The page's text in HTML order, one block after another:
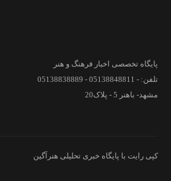
پایگاه تخصصی اخبار فرهنگ و هنر
تلفن: - 05138848811 - 05138838889
مشهد- باهنر 5 - پلاک20
کپی رایت با پایگاه خبری تحلیلی هنرآگین